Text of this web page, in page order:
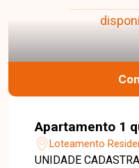
Apartamento 1
Loteamento
UNIDADE